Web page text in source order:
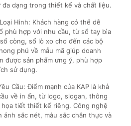
đa dạng trong thiết kế và chất liệu.
Hình: Khách hàng có thể dễ
phù hợp với nhu cầu, từ sổ tay bìa
còng, sổ lò xo cho đến các bộ
phú về mẫu mã giúp doanh
được sản phẩm ưng ý, phù hợp
sử dụng.
Cầu: Điểm mạnh của KAP là khả
về in ấn, từ logo, slogan, thông
tiết thiết kế riêng. Công nghệ
ảnh sắc nét, màu sắc chân thực và